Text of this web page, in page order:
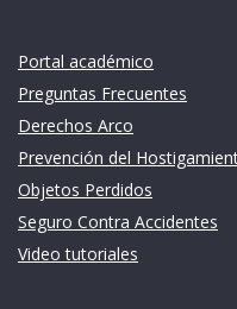
Portal académico
Preguntas Frecuentes
Derechos Arco
Prevención del
Objetos Perdidos
Seguro Contra Accidentes
Video tutoriales